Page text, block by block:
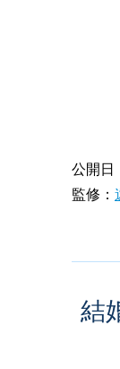
公開日
監修：
結